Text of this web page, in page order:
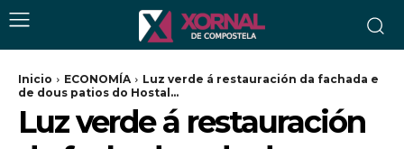
Inicio ECONOMÍA
Luz verde á restauración da fachada e
de dous patios do Hostal...
Luz verde á restauración